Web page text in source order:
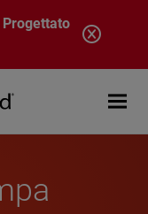
Progettato
Open